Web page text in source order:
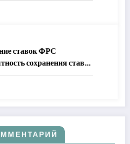
ставок ФРС
сохранения ставок
сентябре вырывается в